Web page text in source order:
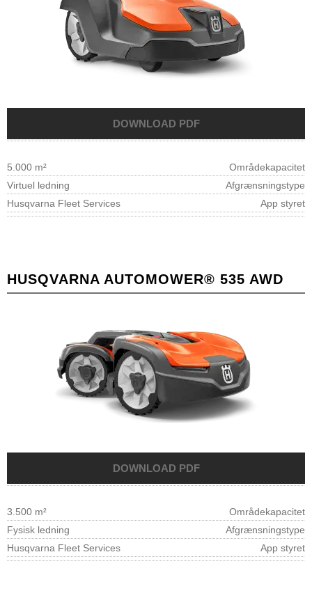
5.000 m²
Områdekapacitet
Virtuel ledning
Afgrænsningstype
Husqvarna Fleet Services
App styret
HUSQVARNA AUTOMOWER® 535 AWD
3.500 m²
Områdekapacitet
Fysisk ledning
Afgrænsningstype
Husqvarna Fleet Services
App styret